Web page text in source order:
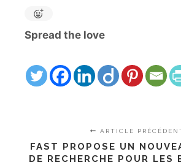
Spread the love
ARTICLE
FAST PROPOSE UN
DE RECHERCHE POUR LES